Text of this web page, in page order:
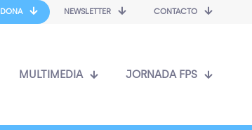
DONA NEWSLETTER CONTACTO
MULTIMEDIA JORNADA FPS